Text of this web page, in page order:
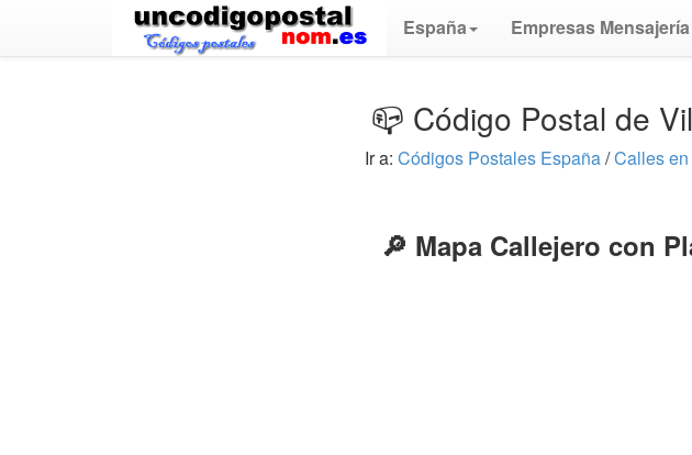
España Empresas Mensajería
📪 Código Postal de
Ir a: Códigos Postales España/Calles
🔎 Mapa Callejero con